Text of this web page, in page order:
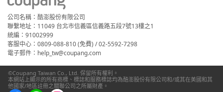
公司名稱：酷澎股份有限公司
聯繫地址：11049 台北市信義區信義路五段7號13樓之1
統編：91002999
客服中心：0809-088-810 (免費) / 02-5592-7298
電子郵件：help_tw@coupang.com
©Coupang Taiwan Co., Ltd. 保留所有權利。
本網站上顯示的所有商標、標誌和服務標誌均為酷澎股份有限公司和/或其在美國和其
他國家/地區註冊之關聯公司之所屬財產。